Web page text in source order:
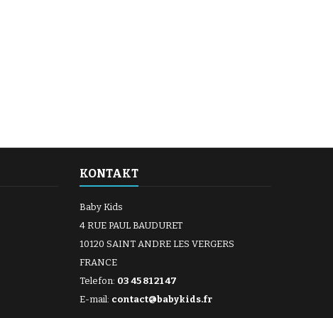
KONTAKT
Baby Kids
4 RUE PAUL BAUDURET
10120 SAINT ANDRE LES VERGERS
FRANCE
Telefon: 03 45 81 21 47
E-mail: contact@babykids.fr